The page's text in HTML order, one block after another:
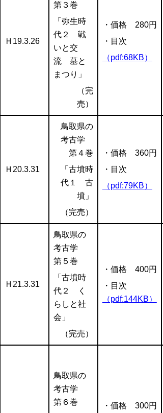
Ｈ19.3.26
第３巻
「弥生時
代２ 戦
いと交
流 墓と
まつり」
（完
売）
・価格 280円
・目次
（pdf:68KB）
Ｈ20.3.31
鳥取県の
考古学
第４巻
「古墳時
代１ 古
墳」
（完売）
・価格 360円
・目次
（pdf:79KB）
Ｈ21.3.31
鳥取県の
考古学
第５巻
「古墳時
代２ く
らしと社
会」
（完売）
・価格 400円
・目次
（pdf:144KB）
鳥取県の
考古学
第６巻
・価格 300円